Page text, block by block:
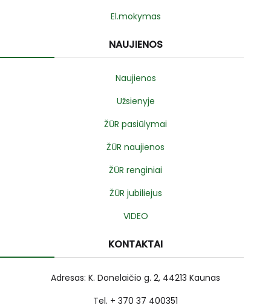
El.mokymas
NAUJIENOS
Naujienos
Užsienyje
ŽŪR pasiūlymai
ŽŪR naujienos
ŽŪR renginiai
ŽŪR jubiliejus
VIDEO
KONTAKTAI
Adresas: K. Donelaičio g. 2, 44213 Kaunas
Tel. + 370 37 400351